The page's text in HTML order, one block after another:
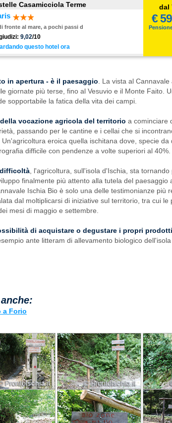
Casamicciola Terme
fronte al mare, a pochi passi d
9,02/10
questo hotel ora
dal
€
in apertura - è il paesaggio . La vista al
giornate più terse, fino al Vesuvio e il Monte Faito.
sopportabile la fatica della vita dei campi.
vocazione agricola del territorio a cominciare
passando per le cantine e i cellai che si
eroica quella ischitana dove, specie da
difficile con pendenze a volte superiori al 40%.
, l'agricoltura, sull'isola d'Ischia, sta
finalmente più attento alla tutela del paesaggio
Ischia Bio è solo una delle testimonianze più
dal moltiplicarsi di iniziative sul territorio, tra cui le
mesi di maggio e settembre.
di acquistare o degustare i propri prodotti
ante litteram di allevamento biologico dell'isola
a Forio